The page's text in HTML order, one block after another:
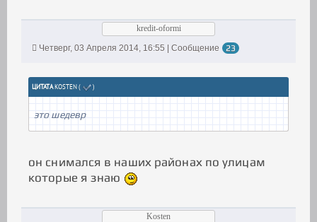
kredit-oformi
Четверг, 03 Апреля 2014, 16:55 | Сообщение
23
ЦИТАТАKOSTEN( )
это шедевр
он снимался в наших районах по улицам
которые я знаю
Kosten